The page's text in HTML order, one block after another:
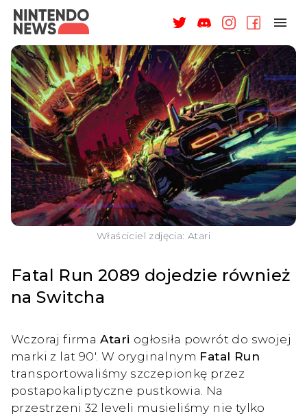
NAGRODY
NEWSY
RECENZJE
ARTYKUŁY
WSPARCIE
O NAS
ZALOGUJ
Właściciel zdjęcia: Atari
Fatal Run 2089 dojedzie również
na Switcha
Wczoraj firma Atari ogłosiła powrót do swojej
marki z lat 90'. W oryginalnym Fatal Run
transportowaliśmy szczepionkę przez
postapokaliptyczne pustkowia. Na
przestrzeni 32 leveli musieliśmy nie tylko